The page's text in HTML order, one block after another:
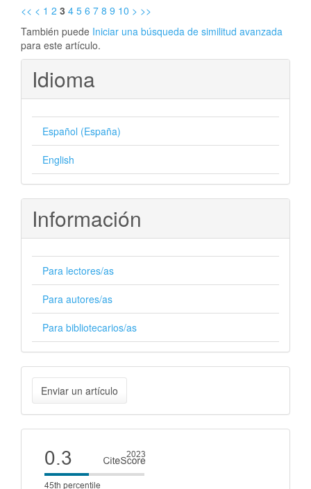
<< < 1 2 3 4 5 6 7 8 9 10 > >>
También puede Iniciar una búsqueda de similitud avanzada
para este artículo.
Idioma
Español (España)
English
Información
Para lectores/as
Para autores/as
Para bibliotecarios/as
Enviar
un
artículo
Enviar un artículo
Cite
score